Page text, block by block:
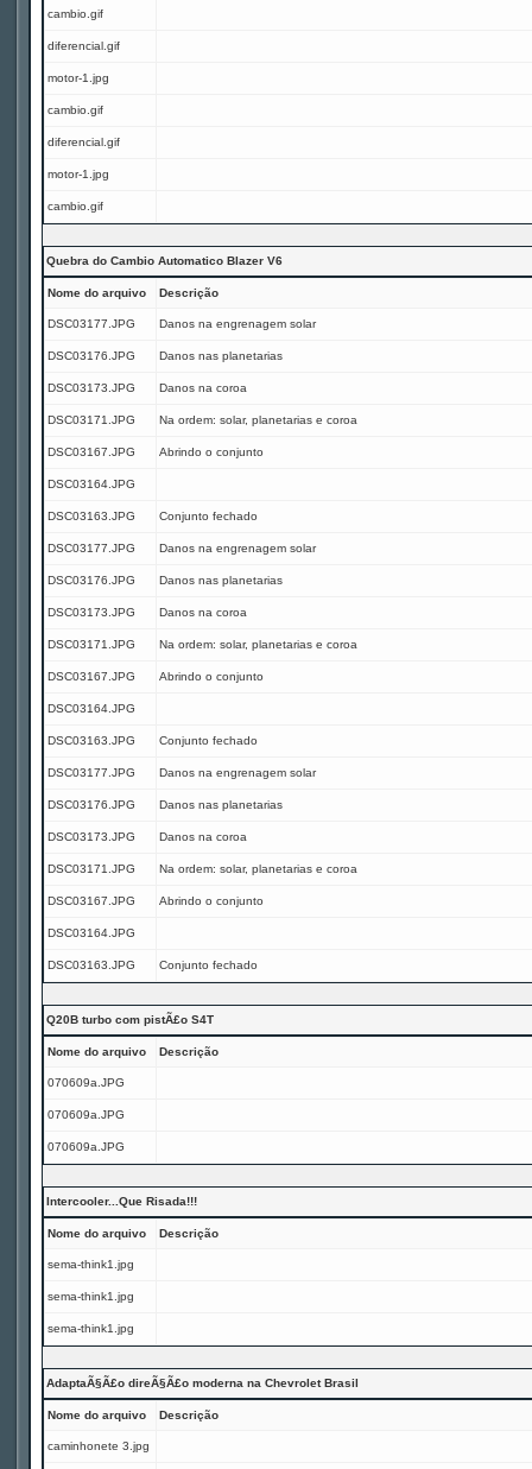
cambio.gif
diferencial.gif
motor-1.jpg
cambio.gif
diferencial.gif
motor-1.jpg
cambio.gif
Quebra do Cambio Automatico Blazer V6
Nome do arquivo Descrição
DSC03177.JPG Danos na engrenagem solar
DSC03176.JPG Danos nas planetarias
DSC03173.JPG Danos na coroa
DSC03171.JPG Na ordem: solar, planetarias e coroa
DSC03167.JPG Abrindo o conjunto
DSC03164.JPG
DSC03163.JPG Conjunto fechado
DSC03177.JPG Danos na engrenagem solar
DSC03176.JPG Danos nas planetarias
DSC03173.JPG Danos na coroa
DSC03171.JPG Na ordem: solar, planetarias e coroa
DSC03167.JPG Abrindo o conjunto
DSC03164.JPG
DSC03163.JPG Conjunto fechado
DSC03177.JPG Danos na engrenagem solar
DSC03176.JPG Danos nas planetarias
DSC03173.JPG Danos na coroa
DSC03171.JPG Na ordem: solar, planetarias e coroa
DSC03167.JPG Abrindo o conjunto
DSC03164.JPG
DSC03163.JPG Conjunto fechado
Q20B turbo com pistÃ£o S4T
Nome do arquivo Descrição
070609a.JPG
070609a.JPG
070609a.JPG
Intercooler...Que Risada!!!
Nome do arquivo Descrição
sema-think1.jpg
sema-think1.jpg
sema-think1.jpg
AdaptaÃ§Ã£o direÃ§Ã£o moderna na Chevrolet Brasil
Nome do arquivo Descrição
caminhonete 3.jpg